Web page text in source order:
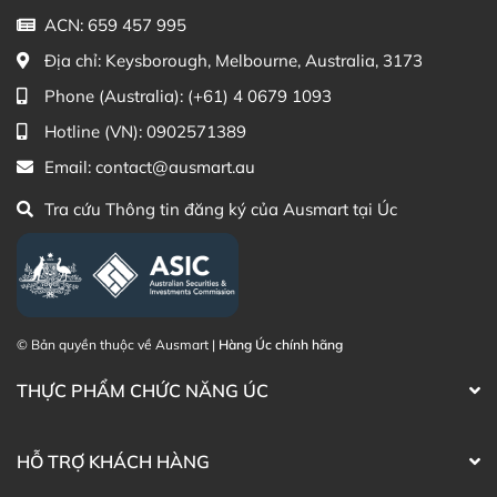
Supplement ở đâu?
Khách hàng có thể đặt mua Viên uống đẹp da Entity
MelaniX Skincare Supplement 120 viên trực tiếp trên
website hoặc liên hệ với các kênh tư vấn hỗ trợ khách
hàng của Ausmart tại:
Facebook Ausmart.au
Zalo Ausmart.au| Ausmart Commercial Pty Ltd
(Australia)
Điện thoại liên hệ đặt hàng:
Thạc sĩ Điều dưỡng & Cố vấn sản
phẩm Lily Huỳnh
ACN: 659 457 995
Địa chỉ: Keysborough, Melbourne, Australia, 3173
Phone (Australia): (+61) 4 0679 1093
Hotline (VN): 0902571389
Email: contact@ausmart.au
Tra cứu Thông tin đăng ký của Ausmart tại Úc
© Bản quyền thuộc về Ausmart | Hàng Úc chính hãng
THỰC PHẨM CHỨC NĂNG ÚC
HỖ TRỢ KHÁCH HÀNG